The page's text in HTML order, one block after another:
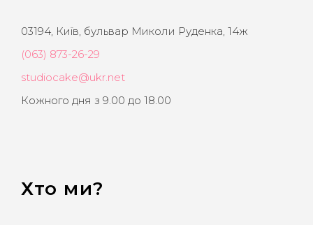
03194, Київ, бульвар Миколи Руденка, 14ж
(063) 873-26-29
studiocake@ukr.net
Кожного дня з 9.00 до 18.00
Хто ми?